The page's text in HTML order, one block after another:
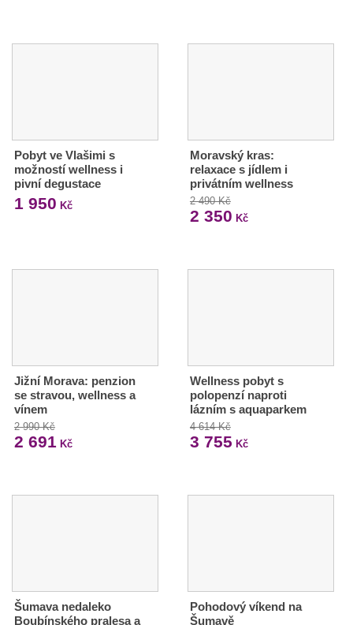
Pobyt ve Vlašimi s
možností wellness i
pivní degustace
1 950 Kč
Moravský kras:
relaxace s jídlem i
privátním wellness
2 490 Kč
2 350 Kč
Jižní Morava: penzion
se stravou, wellness a
vínem
2 990 Kč
2 691 Kč
Wellness pobyt s
polopenzí naproti
lázním s aquaparkem
4 614 Kč
3 755 Kč
Šumava nedaleko
Boubínského pralesa a
Pohodový víkend na
Šumavě